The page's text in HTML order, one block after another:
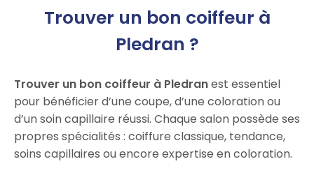
Trouver un bon coiffeur à
Pledran ?
Trouver un bon coiffeur à Pledranest essentiel
pour bénéficier d’une coupe, d’une coloration ou
d’un soin capillaire réussi. Chaque salon possède ses
propres spécialités : coiffure classique, tendance,
soins capillaires ou encore expertise en coloration.